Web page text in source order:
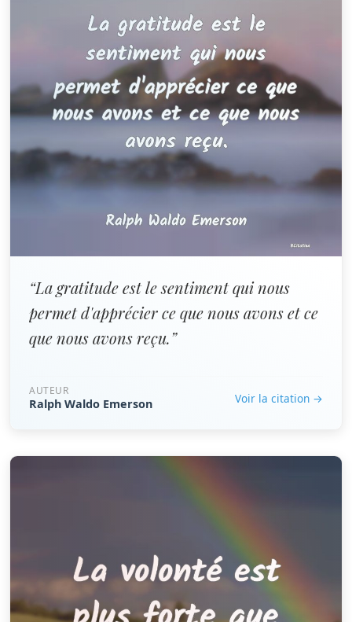
“La gratitude est le sentiment qui nous
permet d'apprécier ce que nous avons et ce
que nous avons reçu.”
AUTEUR
Ralph Waldo Emerson Voir la citation →